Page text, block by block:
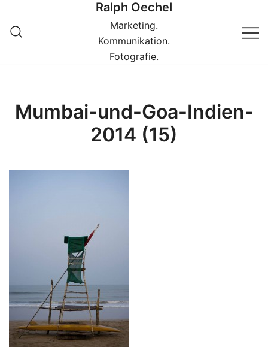
zum
Inhalt
Ralph Oechel
Marketing.
Kommunikation.
Fotografie.
Mumbai-und-Goa-Indien-
2014 (15)